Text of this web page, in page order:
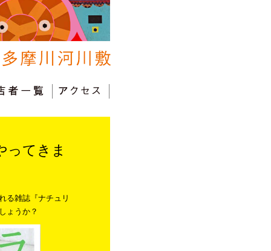
ってきま
る雑誌『ナチュリ
ょうか？